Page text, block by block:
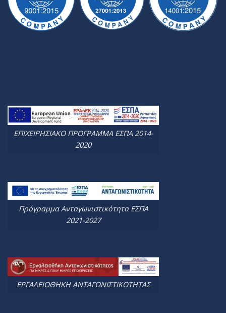
ΕΠΙΧΕΙΡΗΣΙΑΚΟ ΠΡΟΓΡΑΜΜΑ ΕΣΠΑ 2014-
2020
Πρόγραμμα Ανταγωνιστικότητα ΕΣΠΑ
2021-2027
ΕΡΓΑΛΕΙΟΘΗΚΗ ΑΝΤΑΓΩΝΙΣΤΙΚΟΤΗΤΑΣ